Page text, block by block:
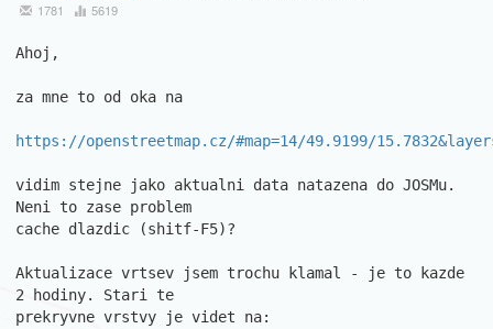
1781 5619
Ahoj,
za mne to od oka na
https://openstreetmap.cz/#map=14/49.9199/
vidim stejne jako aktualni data natazena do JOSMu.
Neni to zase problem
cache dlazdic (shitf-F5)?
Aktualizace vrtsev jsem trochu klamal - je to kazde
2 hodiny. Stari te
prekryvne vrstvy je videt na: